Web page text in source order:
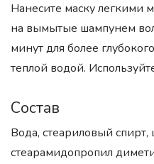
Нанесите маску
на вымытые шампунем
минут для более
теплой водой.
Состав
Вода, стеариловый
стеарамидопропил